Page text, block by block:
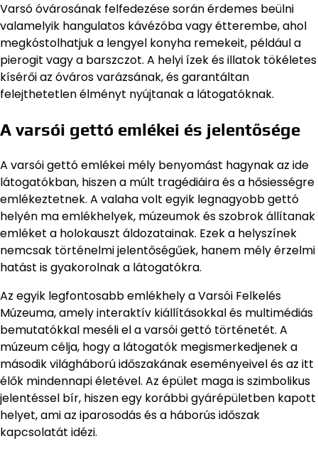
Varsó óvárosának felfedezése során érdemes beülni
valamelyik hangulatos kávézóba vagy étterembe, ahol
megkóstolhatjuk a lengyel konyha remekeit, például a
pierogit vagy a barszczot. A helyi ízek és illatok tökéletes
kísérői az óváros varázsának, és garantáltan
felejthetetlen élményt nyújtanak a látogatóknak.
A varsói gettó emlékei és jelentősége
A varsói gettó emlékei mély benyomást hagynak az ide
látogatókban, hiszen a múlt tragédiáira és a hősiességre
emlékeztetnek. A valaha volt egyik legnagyobb gettó
helyén ma emlékhelyek, múzeumok és szobrok állítanak
emléket a holokauszt áldozatainak. Ezek a helyszínek
nemcsak történelmi jelentőségűek, hanem mély érzelmi
hatást is gyakorolnak a látogatókra.
Az egyik legfontosabb emlékhely a Varsói Felkelés
Múzeuma, amely interaktív kiállításokkal és multimédiás
bemutatókkal meséli el a varsói gettó történetét. A
múzeum célja, hogy a látogatók megismerkedjenek a
második világháború időszakának eseményeivel és az itt
élők mindennapi életével. Az épület maga is szimbolikus
jelentéssel bír, hiszen egy korábbi gyárépületben kapott
helyet, ami az iparosodás és a háborús időszak
kapcsolatát idézi.